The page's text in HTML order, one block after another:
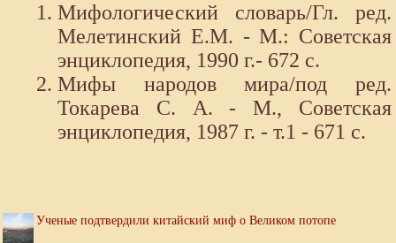
Мифологический словарь/Гл. ред.
Мелетинский Е.М. - М.: Советская
энциклопедия, 1990 г.- 672 с.
Мифы народов мира/под ред.
Токарева С. А. - М., Советская
энциклопедия, 1987 г. - т.1 - 671 с.
Ученые подтвердили китайский миф о Великом потопе